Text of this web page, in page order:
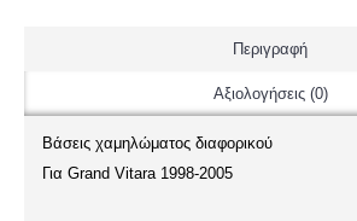
Περιγραφή
Αξιολογήσεις (0)
Βάσεις χαμηλώματος διαφορικού
Για Grand Vitara 1998-2005